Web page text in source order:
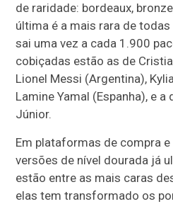
de raridade: bordeaux,
última é a mais rara de todas
sai uma vez a cada 1.900
cobiçadas estão as de
Lionel Messi (Argentina),
Lamine Yamal (Espanha), e
Júnior.
Em plataformas de compra e
versões de nível dourada já
estão entre as mais caras
elas tem transformado os